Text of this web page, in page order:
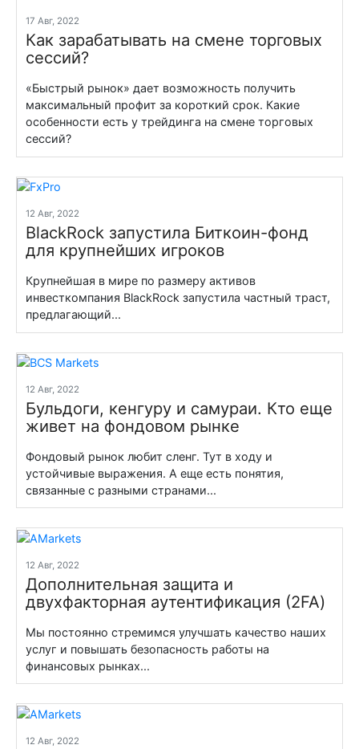
17 Авг, 2022
Как зарабатывать на смене торговых
сессий?
«Быстрый рынок» дает возможность получить
максимальный профит за короткий срок. Какие
особенности есть у трейдинга на смене торговых
сессий?
12 Авг, 2022
BlackRock запустила Биткоин-фонд
для крупнейших игроков
Крупнейшая в мире по размеру активов
инвесткомпания BlackRock запустила частный траст,
предлагающий...
12 Авг, 2022
Бульдоги, кенгуру и самураи. Кто еще
живет на фондовом рынке
Фондовый рынок любит сленг. Тут в ходу и
устойчивые выражения. А еще есть понятия,
связанные с разными странами...
12 Авг, 2022
Дополнительная защита и
двухфакторная аутентификация (2FA)
Мы постоянно стремимся улучшать качество наших
услуг и повышать безопасность работы на
финансовых рынках...
12 Авг, 2022